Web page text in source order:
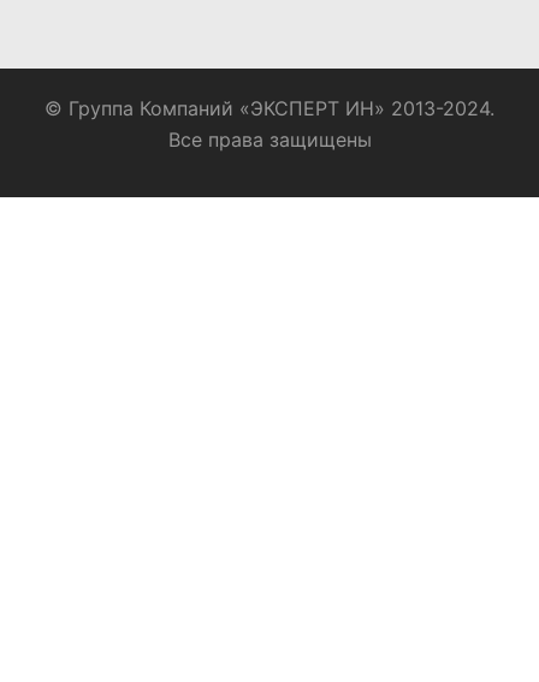
© Группа Компаний «ЭКСПЕРТ ИН» 2013-2024.
Все права защищены